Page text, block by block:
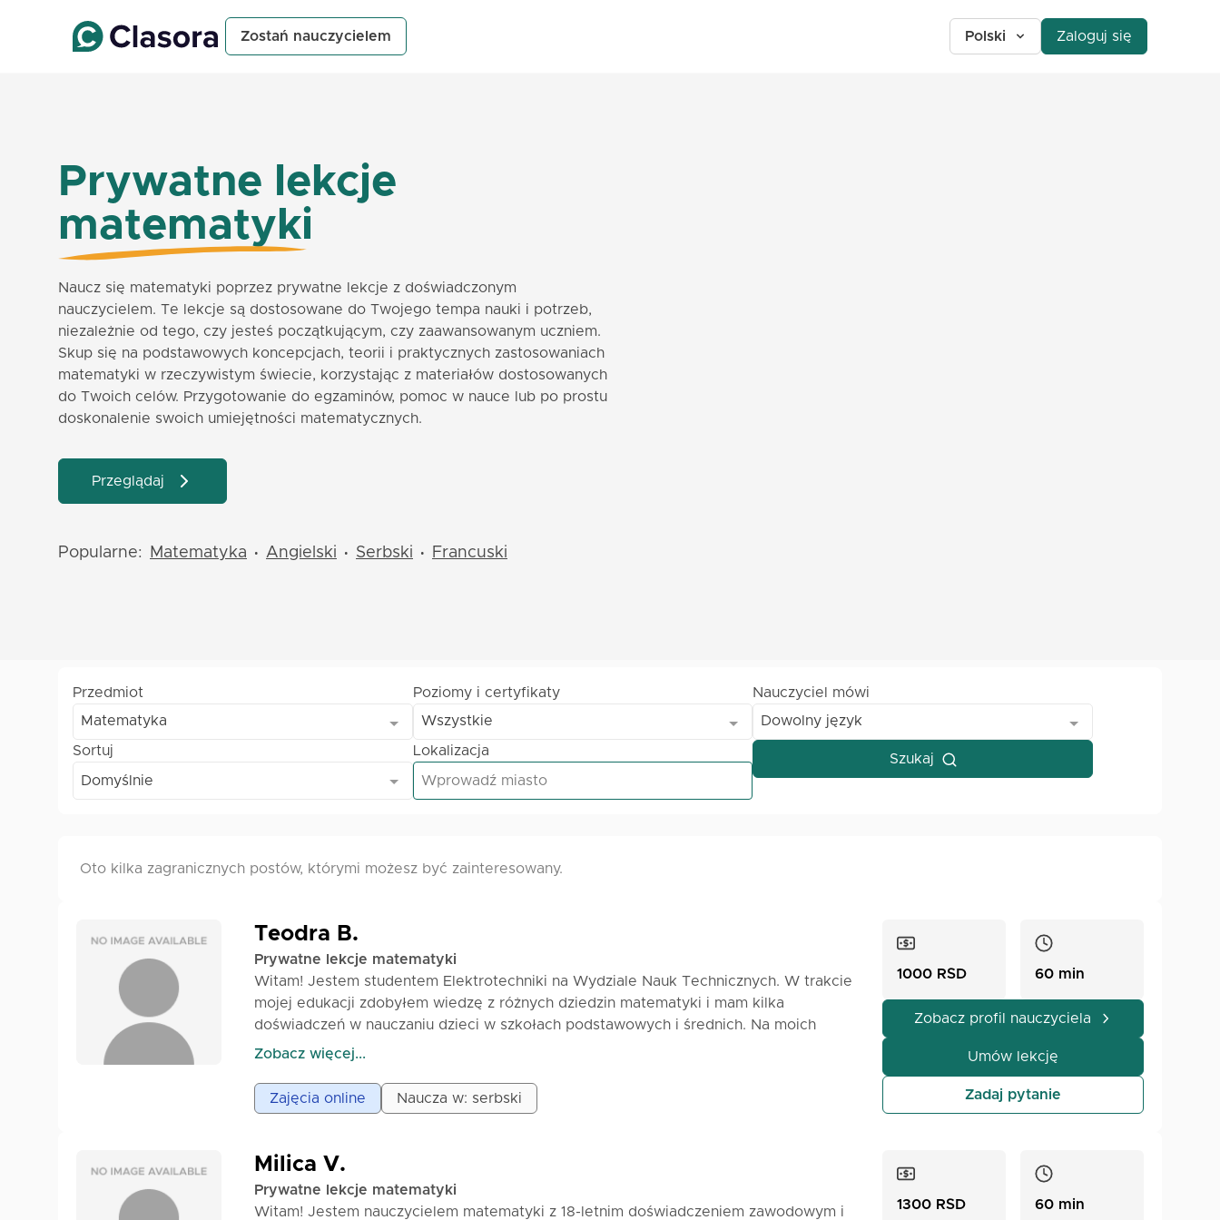
Zostań nauczycielem Polski Zaloguj się
Prywatne lekcje
matematyki
Naucz się matematyki poprzez prywatne lekcje z doświadczonym
nauczycielem. Te lekcje są dostosowane do Twojego tempa nauki i potrzeb,
niezależnie od tego, czy jesteś początkującym, czy zaawansowanym uczniem.
Skup się na podstawowych koncepcjach, teorii i praktycznych zastosowaniach
matematyki w rzeczywistym świecie, korzystając z materiałów dostosowanych
do Twoich celów. Przygotowanie do egzaminów, pomoc w nauce lub po prostu
doskonalenie swoich umiejętności matematycznych.
Przeglądaj
Popularne: Matematyka • Angielski • Serbski • Francuski
Przedmiot
Matematyka
Poziomy i certyfikaty
Wszystkie
Nauczyciel mówi
Dowolny język
Sortuj
Domyślnie
Lokalizacja
Szukaj
Oto kilka zagranicznych postów, którymi możesz być zainteresowany.
Teodra B.
Prywatne lekcje matematyki
Witam! Jestem studentem Elektrotechniki na Wydziale Nauk Technicznych. W trakcie
mojej edukacji zdobyłem wiedzę z różnych dziedzin matematyki i mam kilka
doświadczeń w nauczaniu dzieci w szkołach podstawowych i średnich. Na moich
lekcjach pracujemy powoli i dokładnie, z wyjaśnieniami dostosowanymi do poziomu
formuł.
Jak wyglądają lekcje:
na zajęcia.
3) Razem przeglądamy przykłady i zadania.
Zobacz więcej...
Zajęcia online Naucza w: serbski
1000 RSD 60 min
Zobacz profil nauczyciela
Umów lekcję
Zadaj pytanie
Milica V.
Prywatne lekcje matematyki
Witam! Jestem nauczycielem matematyki z 18-letnim doświadczeniem zawodowym i
1300 RSD 60 min